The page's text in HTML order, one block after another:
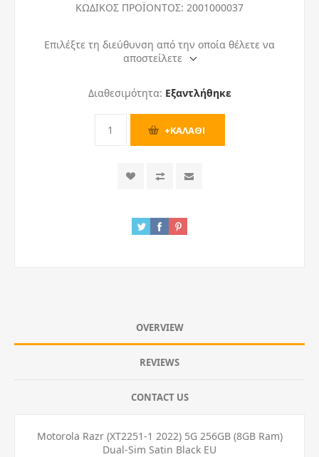
ΚΩΔΙΚΟΣ ΠΡΟΪΟΝΤΟΣ: 2001000037
Επιλέξτε τη διεύθυνση από την οποία θέλετε να
αποστείλετε
Διαθεσιμότητα: Εξαντλήθηκε
OVERVIEW
REVIEWS
CONTACT US
Motorola Razr (XT2251-1 2022) 5G 256GB (8GB Ram)
Dual-Sim Satin Black EU